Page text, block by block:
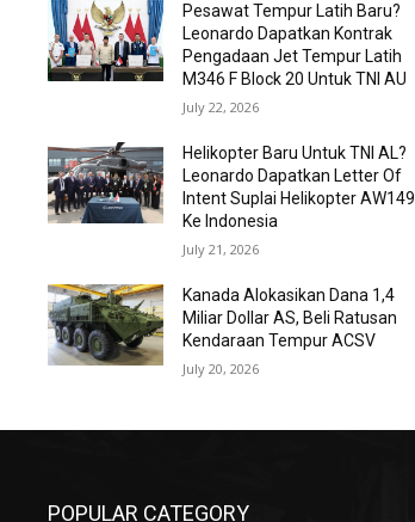
Pesawat Tempur Latih Baru?
Leonardo Dapatkan Kontrak
Pengadaan Jet Tempur Latih
M346 F Block 20 Untuk TNI AU
July 22, 2026
Helikopter Baru Untuk TNI AL?
Leonardo Dapatkan Letter Of
Intent Suplai Helikopter AW149
Ke Indonesia
July 21, 2026
Kanada Alokasikan Dana 1,4
Miliar Dollar AS, Beli Ratusan
Kendaraan Tempur ACSV
July 20, 2026
POPULAR CATEGORY